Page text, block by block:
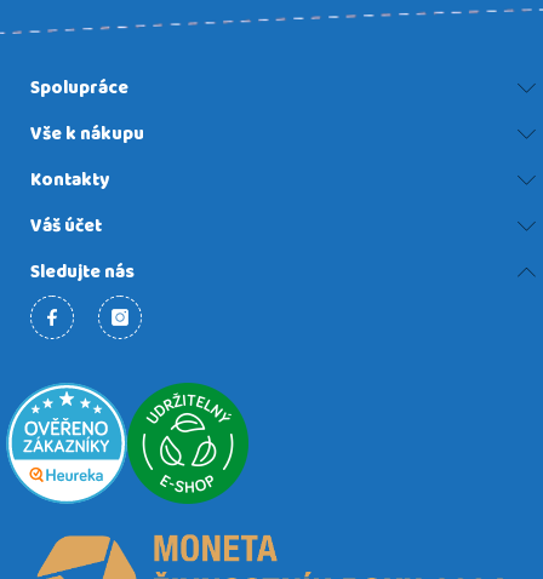
Spolupráce
Vše k nákupu
Kontakty
Váš účet
Sledujte nás